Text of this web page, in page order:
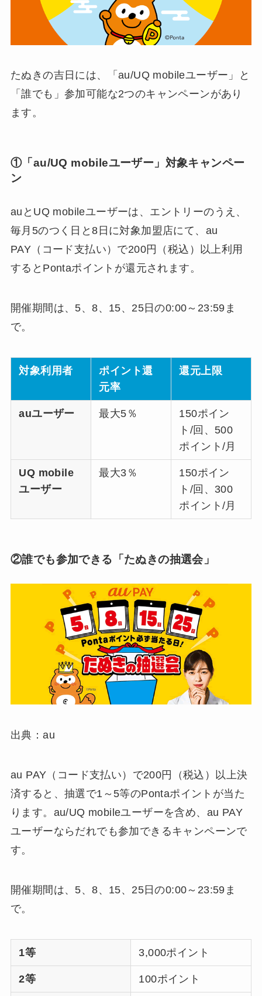
たぬきの吉日には、「au/UQ mobileユーザー」と
「誰でも」参加可能な2つのキャンペーンがあり
ます。
①「au/UQ mobileユーザー」対象キャンペー
ン
auとUQ mobileユーザーは、エントリーのうえ、
毎月5のつく日と8日に対象加盟店にて、au
PAY（コード支払い）で200円（税込）以上利用
するとPontaポイントが還元されます。
開催期間は、5、8、15、25日の0:00～23:59ま
で。
対象利用者
ポイント還
元率
還元上限
auユーザー 最大5％
150ポイン
ト/回、500
ポイント/月
UQ mobile
ユーザー
最大3％
150ポイン
ト/回、300
ポイント/月
②誰でも参加できる「たぬきの抽選会」
出典：au
au PAY（コード支払い）で200円（税込）以上決
済すると、抽選で1～5等のPontaポイントが当た
ります。au/UQ mobileユーザーを含め、au PAY
ユーザーならだれでも参加できるキャンペーンで
す。
開催期間は、5、8、15、25日の0:00～23:59ま
で。
1等 3,000ポイント
2等 100ポイント